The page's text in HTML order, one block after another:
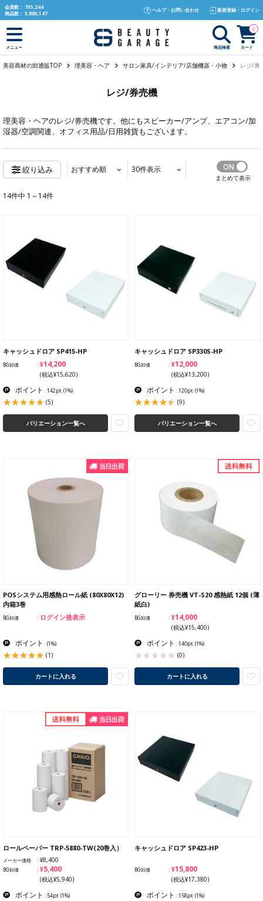
text.skipToContent
text.skipToNavigation
会員数： 755,244
商品数： 3,885,147
ヘルプ・お問い合わせ 新規登録・ログイン
メニュー 商品検索 カート
0
美容商材の卸通販TOP 理美容・ヘア サロン家具/インテリア/店舗機器・小物 レジ/券
レジ/券売機
理美容・ヘアのレジ/券売機です。他にもスピーカー/アンプ、 エアコン/加
湿器/空調関連、 オフィス用品/日用雑貨もございます。
絞り込み おすすめ順 30件表示
まとめて表示
14件中 1～14件
キャッシュドロア SP415-HP
BG卸価 ¥14,200
(税込¥15,620)
ポイント : 142pt (1%)
(5)
バリエーション一覧へ
キャッシュドロア SP330S-HP
BG卸価 ¥12,000
(税込¥13,200)
ポイント : 120pt (1%)
(9)
バリエーション一覧へ
POSシステム用感熱ロール紙 (80X80X12)
内箱3巻
BG卸価 ログイン後表示
ポイント :(1%)
(1)
カートに入れる
グローリー 券売機 VT-S20 感熱紙 12個 (薄
紙白)
BG卸価 ¥14,000
(税込¥15,400)
ポイント : 140pt (1%)
(0)
カートに入れる
ロールペーパー TRP-5880-TW(20巻入）
メーカー価格 ¥8,400
BG卸価 ¥5,400
(税込¥5,940)
ポイント : 54pt (1%)
キャッシュドロア SP423-HP
BG卸価 ¥15,800
(税込¥17,380)
ポイント : 158pt (1%)